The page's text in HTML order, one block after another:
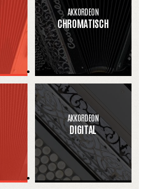
AKKORDEON
CHROMATISCH
AKKORDEON
DIGITAL